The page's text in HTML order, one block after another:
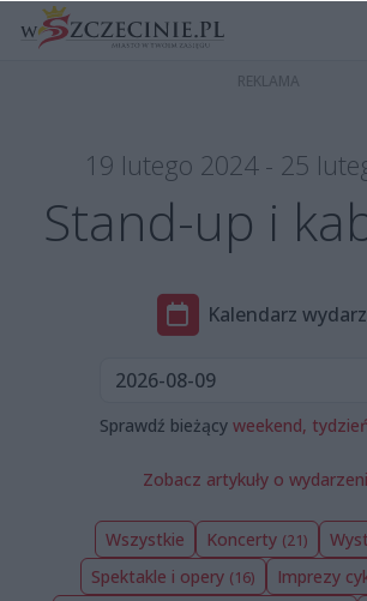
19 lutego 2024 - 25
Stand-up i
Kalendarz
Sprawdź bieżący weekend,
Zobacz artykuły o
Wszystkie Koncerty (21)
Spektakle i opery (16) Imprezy